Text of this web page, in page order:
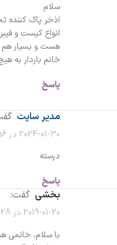
سلام
اذخر پاک کننده
انواع کیست و
هست و بسیار هم
خانم باردار به
پاسخ
مدیر سایت
2024-01-30 در 8:56 ق.ظ
درسته
پاسخ
بخشی گفت:
2019-01-20 در 10:28 ب.ظ